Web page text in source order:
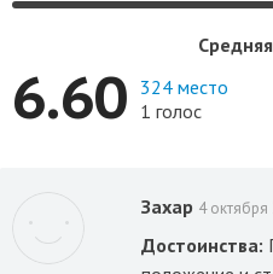
6.60 324 место
1 голос
Захар 4 октября
Достоинства: